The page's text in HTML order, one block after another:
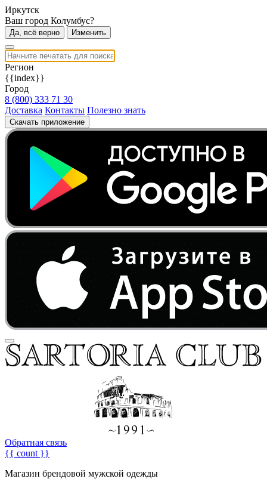
Иркутск
Ваш город Колумбус?
Да, всё верно Изменить
Регион
{{index}}
Город
8 (800) 333 71 30
Доставка Контакты Полезно знать
Скачать приложение
Обратная связь
{{ count }}
Магазин брендовой мужской одежды